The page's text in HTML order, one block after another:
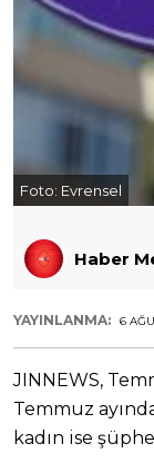
Foto: Evrensel
Haber
YAYINLANMA: 6
JINNEWS,
Temmuz
kadın ise